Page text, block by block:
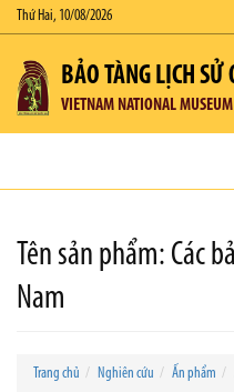
Thứ Hai, 10/08/2026
BẢO TÀNG LỊCH SỬ
VIETNAM NATIONAL
Tên sản phẩm: Các
Nam
Trang chủ Nghiên cứu Ấn phẩm